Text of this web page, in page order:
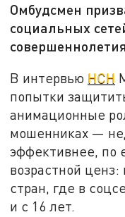
Омбудсмен
социальных
В интервью НСН
попытки
анимационные
мошенниках —
эффективнее, по
возрастной
стран, где в
и с 16 лет.